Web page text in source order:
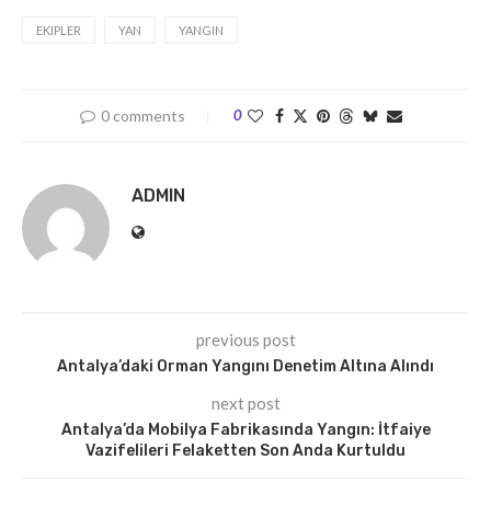
EKIPLER YAN YANGIN
0 comments 0
ADMIN
previous post
Antalya’daki Orman Yangını Denetim Altına Alındı
next post
Antalya’da Mobilya Fabrikasında Yangın: İtfaiye
Vazifelileri Felaketten Son Anda Kurtuldu